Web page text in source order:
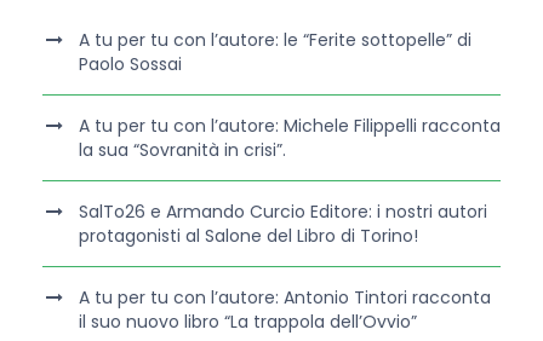
A tu per tu con l’autore: le “Ferite sottopelle” di
Paolo Sossai
A tu per tu con l’autore: Michele Filippelli racconta
la sua “Sovranità in crisi”.
SalTo26 e Armando Curcio Editore: i nostri autori
protagonisti al Salone del Libro di Torino!
A tu per tu con l’autore: Antonio Tintori racconta
il suo nuovo libro “La trappola dell’Ovvio”